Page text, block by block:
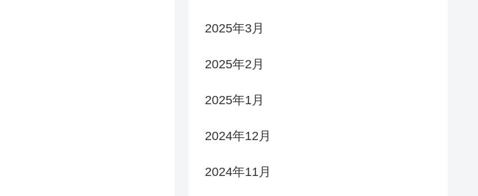
2025年3月
2025年2月
2025年1月
2024年12月
2024年11月